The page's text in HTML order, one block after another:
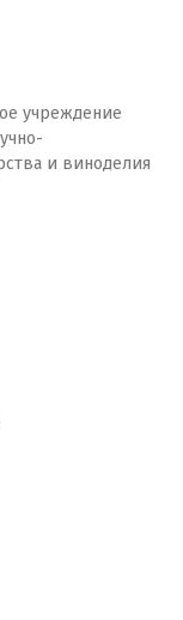
учреждение
и виноделия